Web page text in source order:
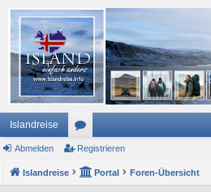
Islandreise
or
en
Abmelden Registrieren
Islandreise Portal Foren-Übersicht